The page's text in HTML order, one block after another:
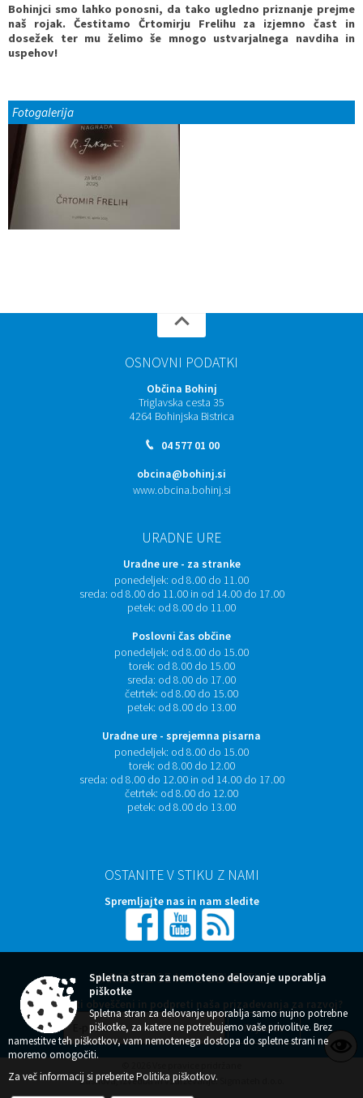
Bohinjci smo lahko ponosni, da tako ugledno priznanje prejme
naš rojak. Čestitamo Črtomirju Frelihu za izjemno čast in
dosežek ter mu želimo še mnogo ustvarjalnega navdiha in
uspehov!
Fotogalerija
OSNOVNI PODATKI
Občina Bohinj
Triglavska cesta 35
4264 Bohinjska Bistrica
04 577 01 00
obcina@bohinj.si
www.obcina.bohinj.si
URADNE URE
Uradne ure - za stranke
ponedeljek: od 8.00 do 11.00
sreda: od 8.00 do 11.00 in od 14.00 do 17.00
petek: od 8.00 do 11.00
Poslovni čas občine
ponedeljek: od 8.00 do 15.00
torek: od 8.00 do 15.00
sreda: od 8.00 do 17.00
četrtek: od 8.00 do 15.00
petek: od 8.00 do 13.00
Uradne ure - sprejemna pisarna
ponedeljek: od 8.00 do 15.00
torek: od 8.00 do 12.00
sreda: od 8.00 do 12.00 in od 14.00 do 17.00
četrtek: od 8.00 do 12.00
petek: od 8.00 do 13.00
OSTANITE V STIKU Z NAMI
Spremljajte nas in nam sledite
NAROČITE SE NA E-OBVESTILA
Želite ostati obveščeni in podpreti naša prizadevanja za razvoj?
Zasnova, izvedba in vzdrževanje: Sigmateh d.o.o.
Spletna stran za nemoteno delovanje uporablja
piškotke
Spletna stran za delovanje uporablja samo nujno potrebne
piškotke, za katere ne potrebujemo vaše privolitve. Brez
namestitve teh piškotkov, vam nemotenega dostopa do spletne strani ne
moremo omogočiti.
Za več informacij si preberitePolitika piškotkov.